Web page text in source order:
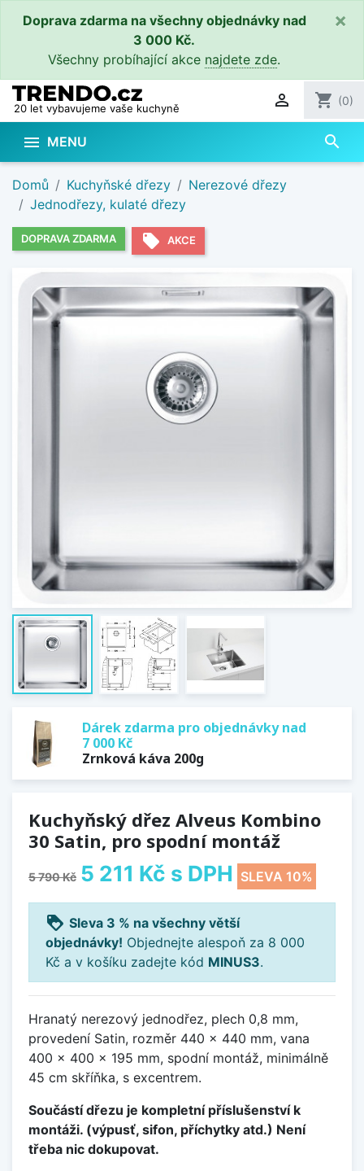
Doprava zdarma na všechny objednávky nad
3 000 Kč.
Všechny probíhající akce najdete zde.
×
20 let vybavujeme vaše kuchyně  shopping_cart (0)
 MENU search
Domů Kuchyňské dřezy
Nerezové dřezy
Jednodřezy, kulaté dřezy
DOPRAVA ZDARMA local_offer AKCE
Dárek zdarma pro objednávky nad
7 000 Kč
Zrnková káva 200g
Kuchyňský dřez Alveus Kombino
30 Satin, pro spodní montáž
5 790 Kč 5 211 Kč s DPH SLEVA 10%
loyalty Sleva 3 % na všechny větší
objednávky! Objednejte alespoň za 8 000
Kč a v košíku zadejte kód MINUS3.
Hranatý nerezový jednodřez, plech 0,8 mm,
provedení Satin, rozměr 440 x 440 mm, vana
400 x 400 x 195 mm, spodní montáž, minimálně
45 cm skříňka, s excentrem.
Součástí dřezu je kompletní příslušenství k
montáži. (výpusť, sifon, příchytky atd.) Není
třeba nic dokupovat.